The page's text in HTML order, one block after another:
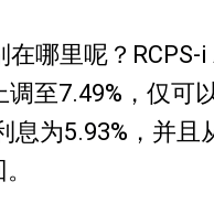
哪里呢？RCPS-
至7.49%，仅可
息为5.93%，并且